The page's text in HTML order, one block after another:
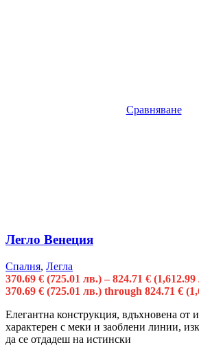
Сравняване
Легло Венеция
Спалня, Легла
370.69 € (725.01 лв.) – 824.71 € (1,612.99
370.69 € (725.01 лв.) through 824.71 €
Елегантна конструкция, вдъхновена от
характерен с меки и заоблени линии,
да се отдадеш на истински